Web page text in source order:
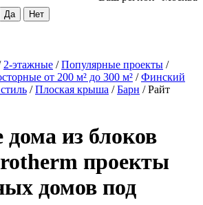
2-этажные /Популярные проекты /
от 200 м² до 300 м² /Финский
/Плоская крыша /Барн /Райт
из блоков
проекты
домов под